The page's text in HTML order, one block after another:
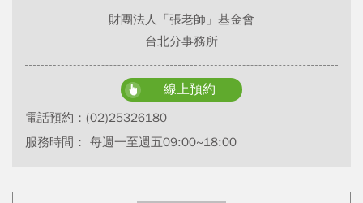
財團法人「張老師」基金會
台北分事務所
線上預約
電話預約： (02)25326180
服務時間： 每週一至週五09:00~18:00